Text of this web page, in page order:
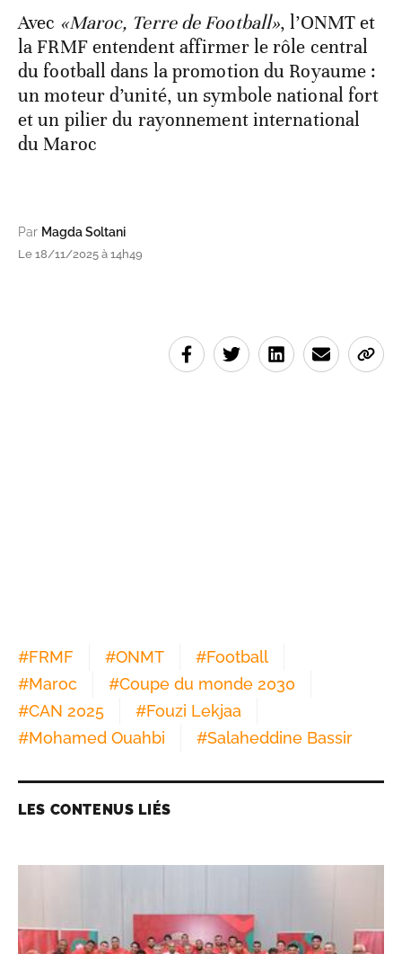
Avec «Maroc, Terre de Football», l’ONMT et
la FRMF entendent affirmer le rôle central
du football dans la promotion du Royaume :
un moteur d’unité, un symbole national fort
et un pilier du rayonnement international
du Maroc
Par Magda Soltani
Le 18/11/2025 à 14h49
#FRMF #ONMT #Football
#Maroc #Coupe du monde 2030
#CAN 2025 #Fouzi Lekjaa
#Mohamed Ouahbi #Salaheddine Bassir
LES CONTENUS LIÉS